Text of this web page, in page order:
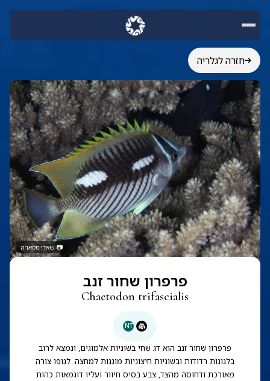
חזרה לגלריה
📷שאדי סמארה
פרפרון שחור זנב
Chaetodon trifascialis
NT
פרפרון שחור זנב הוא דג שחי בשוניות אלמוגים, ונמצא לרוב
בלגונות רדודות ובשוניות חיצוניות מוגנות למחצה. לגופו צורה
מאורכת ודחוסה מהצד, צבע בסיס חיוור ועליו דוגמאות כהות